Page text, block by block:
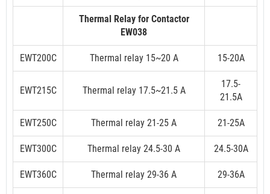
Thermal Relay for Contactor
EW038
EWT200C Thermal relay 15~20 A 15-20A
EWT215C Thermal relay 17.5~21.5 A
17.5-
21.5A
EWT250C Thermal relay 21-25 A 21-25A
EWT300C Thermal relay 24.5-30 A 24.5-30A
EWT360C Thermal relay 29-36 A 29-36A